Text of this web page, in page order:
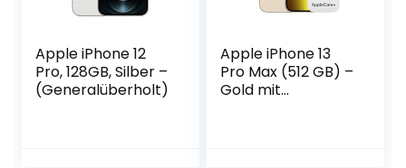
Apple iPhone 12
Pro, 128GB, Silber –
(Generalüberholt)
Apple iPhone 13
Pro Max (512 GB) –
Gold mit